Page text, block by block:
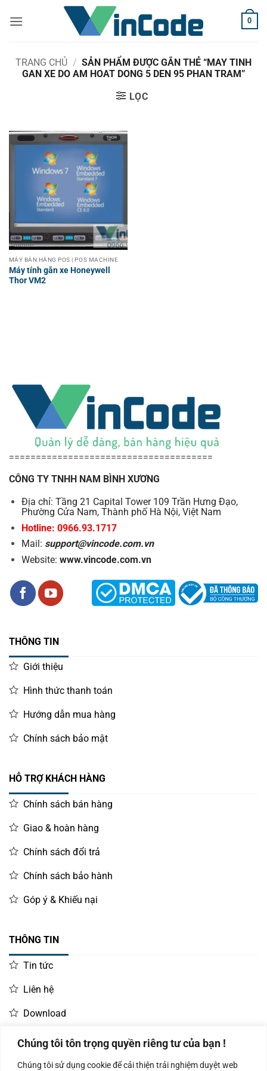
Chúng tôi tôn trọng quyền riêng tư của bạn !
Chúng tôi sử dụng cookie để cải thiện trải nghiệm duyệt web
qua
0
TRANG CHỦ / SẢN PHẨM ĐƯỢC GẮN THẺ “MAY TINH
GAN XE DO AM HOAT DONG 5 DEN 95 PHAN TRAM”
LỌC
MÁY BÁN HÀNG POS | POS MACHINE
Máy tính gắn xe Honeywell
Thor VM2
======================================
CÔNG TY TNHH NAM BÌNH XƯƠNG
Địa chỉ: Tầng 21 Capital Tower 109 Trần Hưng Đạo,
Phường Cửa Nam, Thành phố Hà Nội, Việt Nam
Hotline: 0966.93.1717
Mail: support@vincode.com.vn
Website: www.vincode.com.vn
THÔNG TIN
Giới thiệu
Hình thức thanh toán
Hướng dẫn mua hàng
Chính sách bảo mật
HỖ TRỢ KHÁCH HÀNG
Chính sách bán hàng
Giao & hoàn hàng
Chính sách đổi trả
Chính sách bảo hành
Góp ý & Khiếu nại
THÔNG TIN
Tin tức
Liên hệ
Download
LIÊN HỆ MUA HÀNG